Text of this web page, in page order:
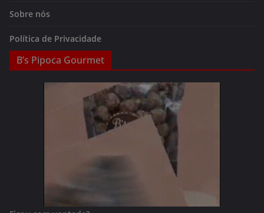
Sobre nós
Política de Privacidade
B’s Pipoca Gourmet